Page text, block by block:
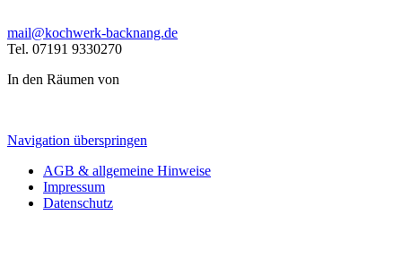
mail@kochwerk-backnang.de
Tel. 07191 9330270
In den Räumen von
Navigation überspringen
AGB & allgemeine Hinweise
Impressum
Datenschutz